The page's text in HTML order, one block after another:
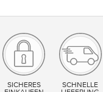
SICHERES
SCHNELLE